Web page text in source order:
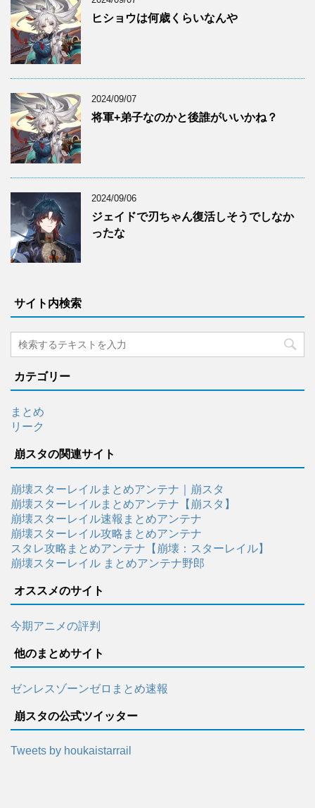
ヒショウは何歳くらいなんや
2024/09/07
将軍+弟子なのかと後誰がいいかね？
2024/09/06
ジェイドで刃ちゃん復活しそうでしなか
ったな
サイト内検索
カテゴリー
まとめ
リーク
崩スタの関連サイト
崩壊スターレイルまとめアンテナ｜崩スタ
崩壊スターレイルまとめアンテナ【崩スタ】
崩壊スターレイル速報まとめアンテナ
崩壊スターレイル攻略まとめアンテナ
スタレ攻略まとめアンテナ【崩壊：スターレイル】
崩壊スターレイル まとめアンテナ野郎
オススメのサイト
今期アニメの評判
他のまとめサイト
ゼンレスゾーンゼロまとめ速報
崩スタの公式ツイッター
Tweets by houkaistarrail